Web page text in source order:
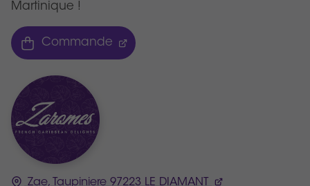
Zae, Taupiniere 97223 LE DIAMANT
Martinique !
Commande